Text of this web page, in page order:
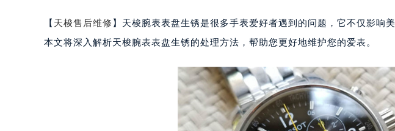
【 天梭售后维修 】天梭腕表表盘生锈是很多手表爱好者遇到的问题，它不仅影响
本文将深入解析天梭腕表表盘生锈的处理方法，帮助您更好地维护您的爱表。